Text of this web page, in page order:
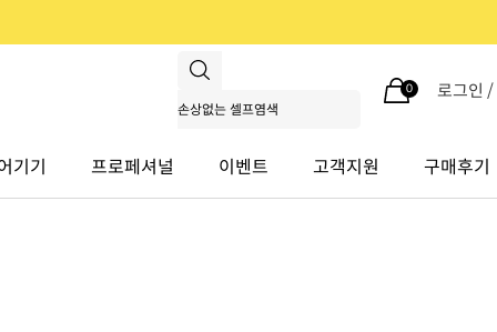
0 로그인 /
기기 프로페셔널 이벤트 고객지원 구매후기